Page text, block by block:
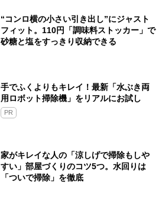
“コンロ横の小さい引き出し”にジャスト
フィット。110円「調味料ストッカー」で
砂糖と塩をすっきり収納できる
手でふくよりもキレイ！最新「水ぶき両
用ロボット掃除機」をリアルにお試し
PR
家がキレイな人の「涼しげで掃除もしや
すい」部屋づくりのコツ5つ。水回りは
「ついで掃除」を徹底